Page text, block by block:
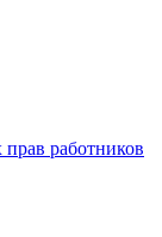
работников